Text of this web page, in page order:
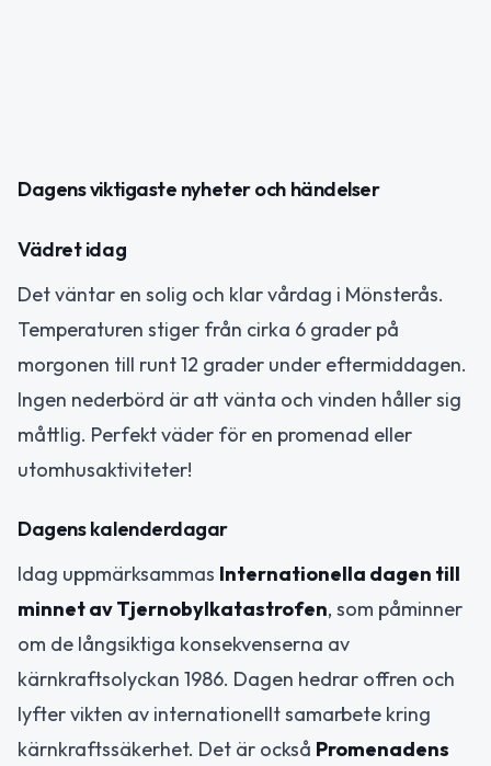
Dagens viktigaste nyheter och händelser
Vädret idag
Det väntar en solig och klar vårdag i Mönsterås.
Temperaturen stiger från cirka 6 grader på
morgonen till runt 12 grader under eftermiddagen.
Ingen nederbörd är att vänta och vinden håller sig
måttlig. Perfekt väder för en promenad eller
utomhusaktiviteter!
Dagens kalenderdagar
Idag uppmärksammas Internationella dagen till
minnet av Tjernobylkatastrofen, som påminner
om de långsiktiga konsekvenserna av
kärnkraftsolyckan 1986. Dagen hedrar offren och
lyfter vikten av internationellt samarbete kring
kärnkraftssäkerhet. Det är också Promenadens